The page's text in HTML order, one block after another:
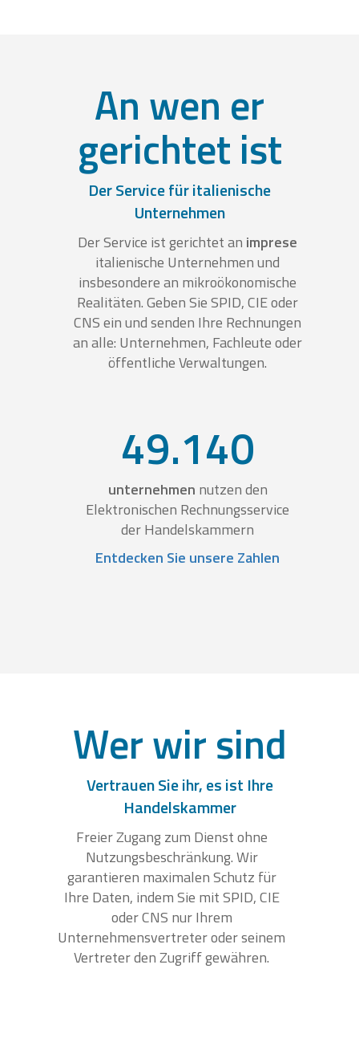
An wen er
gerichtet ist
Der Service für italienische
Unternehmen
Der Service ist gerichtet an imprese
italienische Unternehmen und
insbesondere an mikroökonomische
Realitäten. Geben Sie SPID, CIE oder
CNS ein und senden Ihre Rechnungen
an alle: Unternehmen, Fachleute oder
öffentliche Verwaltungen.
49.140
unternehmen nutzen den
Elektronischen Rechnungsservice
der Handelskammern
Entdecken Sie unsere Zahlen
Wer wir sind
Vertrauen Sie ihr, es ist Ihre
Handelskammer
Freier Zugang zum Dienst ohne
Nutzungsbeschränkung. Wir
garantieren maximalen Schutz für
Ihre Daten, indem Sie mit SPID, CIE
oder CNS nur Ihrem
Unternehmensvertreter oder seinem
Vertreter den Zugriff gewähren.